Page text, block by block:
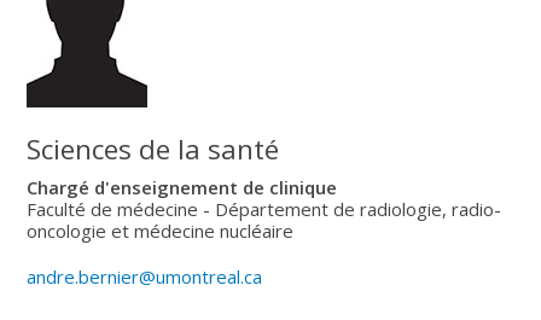
Sciences de la santé
Chargé d'enseignement de clinique
Faculté de médecine - Département de radiologie, radio-
oncologie et médecine nucléaire
andre.bernier@umontreal.ca